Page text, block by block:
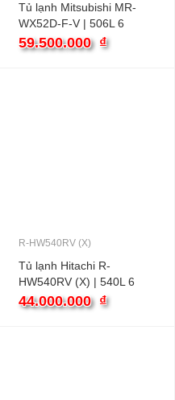
Tủ lạnh Mitsubishi MR-
WX52D-F-V | 506L 6
cánh
59.500.000 ₫
R-HW540RV (X)
Tủ lạnh Hitachi R-
HW540RV (X) | 540L 6
cánh inverter
44.000.000 ₫